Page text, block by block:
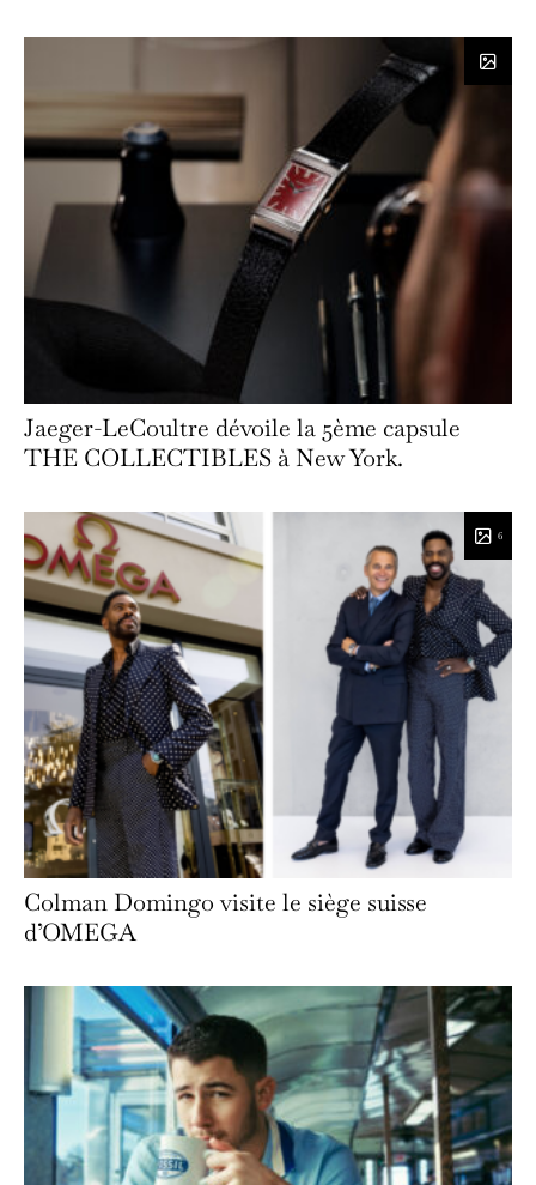
Jaeger-LeCoultre dévoile la 5ème capsule
THE COLLECTIBLES à New York.
6
Colman Domingo visite le siège suisse
d’OMEGA